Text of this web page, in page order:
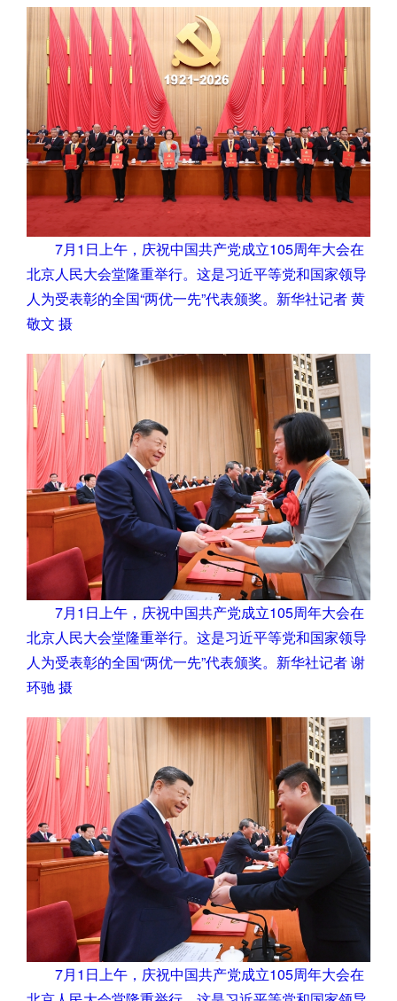
7月1日上午，庆祝中国共产党成立105周年大会在
北京人民大会堂隆重举行。这是习近平等党和国家领导
人为受表彰的全国“两优一先”代表颁奖。新华社记者 黄
敬文 摄
7月1日上午，庆祝中国共产党成立105周年大会在
北京人民大会堂隆重举行。这是习近平等党和国家领导
人为受表彰的全国“两优一先”代表颁奖。新华社记者 谢
环驰 摄
7月1日上午，庆祝中国共产党成立105周年大会在